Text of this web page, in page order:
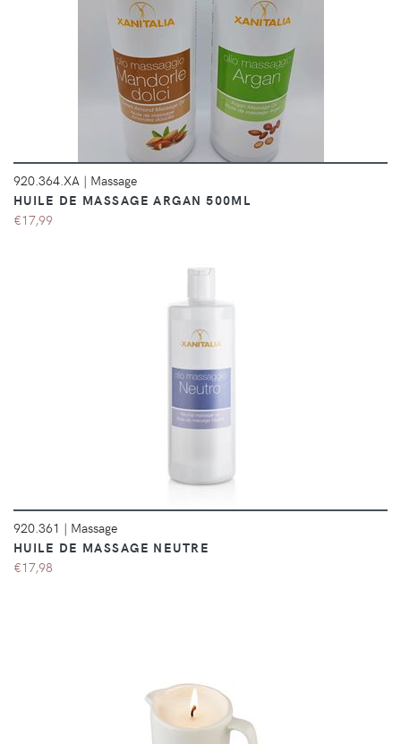
920.364.XA | Massage
HUILE DE MASSAGE ARGAN 500ML
€17,99
DÉTAILS
920.361 | Massage
HUILE DE MASSAGE NEUTRE
€17,98
DÉTAILS